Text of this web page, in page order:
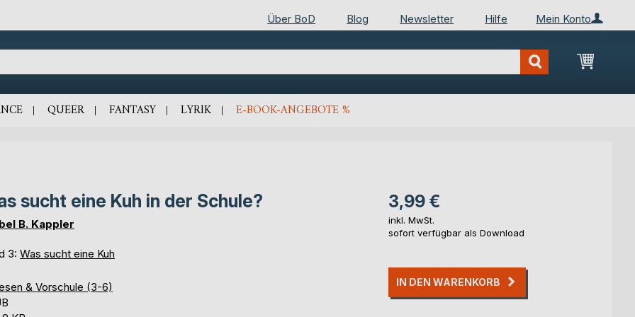
Mein Konto
Über BoD Blog Newsletter Hilfe
Mein
QUEER FANTASY LYRIK E-BOOK-ANGEBOTE %
sucht eine Kuh in der Schule?
B. Kappler
3: Was sucht eine Kuh
& Vorschule (3-6)
3,99 €
inkl. MwSt.
sofort verfügbar als Download
IN DEN WARENKORB